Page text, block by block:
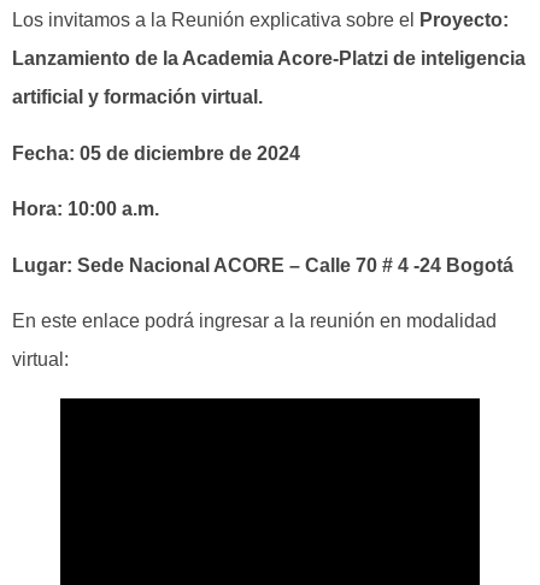
Los invitamos a la Reunión explicativa sobre el
Proyecto:
Lanzamiento de la Academia Acore-Platzi de inteligencia
artificial y formación virtual.
Fecha: 05 de diciembre de 2024
Hora: 10:00 a.m.
Lugar: Sede Nacional ACORE – Calle 70 # 4 -24 Bogotá
En este enlace podrá ingresar a la reunión en modalidad
virtual: